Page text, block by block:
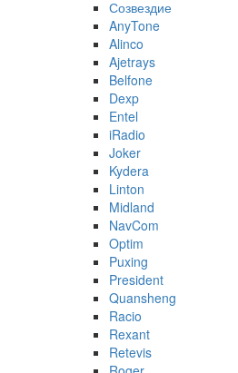
Созвездие
AnyTone
Alinco
Ajetrays
Belfone
Dexp
Entel
iRadio
Joker
Kydera
Linton
Midland
NavCom
Optim
Puxing
President
Quansheng
Racio
Rexant
Retevis